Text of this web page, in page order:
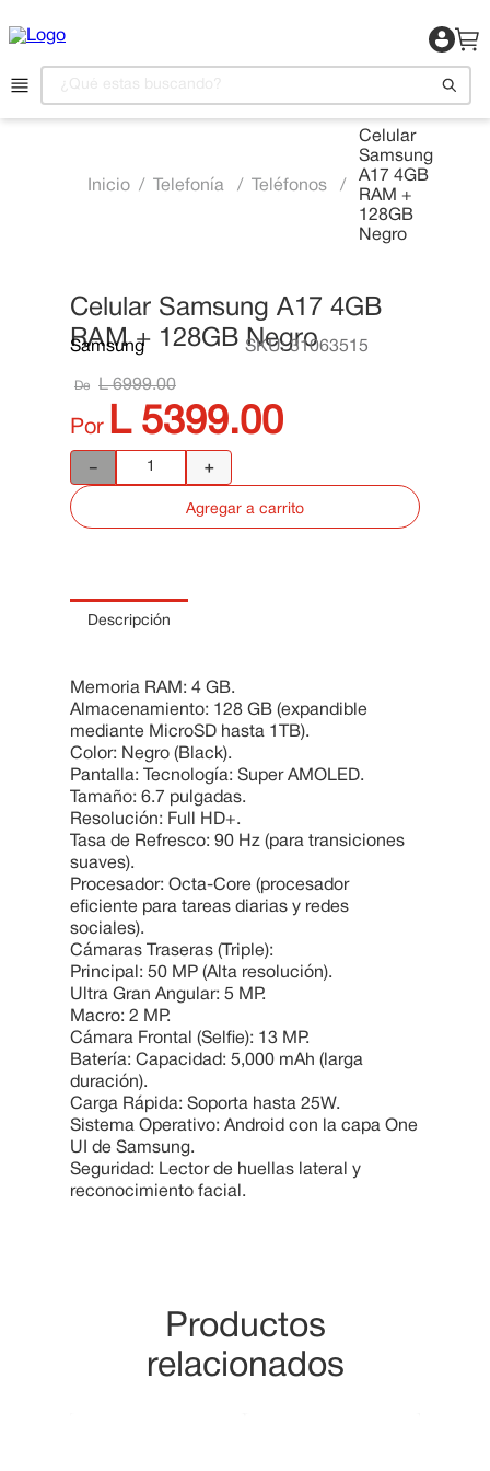
Telefonía Teléfonos
Celular
Samsung
A17 4GB
RAM +
128GB
Negro
📍 Ver Existencias
Celular Samsung A17 4GB
RAM + 128GB Negro
Samsung SKU:31063515
De L 6999.00
Por L 5399.00
＋
－
Agregar a carrito
Descripción
Memoria RAM: 4 GB.
Almacenamiento: 128 GB (expandible
mediante MicroSD hasta 1TB).
Color: Negro (Black).
Pantalla: Tecnología: Super AMOLED.
Tamaño: 6.7 pulgadas.
Resolución: Full HD+.
Tasa de Refresco: 90 Hz (para transiciones
suaves).
Procesador: Octa-Core (procesador
eficiente para tareas diarias y redes
sociales).
Cámaras Traseras (Triple):
Principal: 50 MP (Alta resolución).
Ultra Gran Angular: 5 MP.
Macro: 2 MP.
Cámara Frontal (Selfie): 13 MP.
Batería: Capacidad: 5,000 mAh (larga
duración).
Carga Rápida: Soporta hasta 25W.
Sistema Operativo: Android con la capa One
UI de Samsung.
Seguridad: Lector de huellas lateral y
reconocimiento facial.
Productos
relacionados
5. Camas
6. Aire Acondicionado
. Lavadora
8. Estufas
Iphone
10